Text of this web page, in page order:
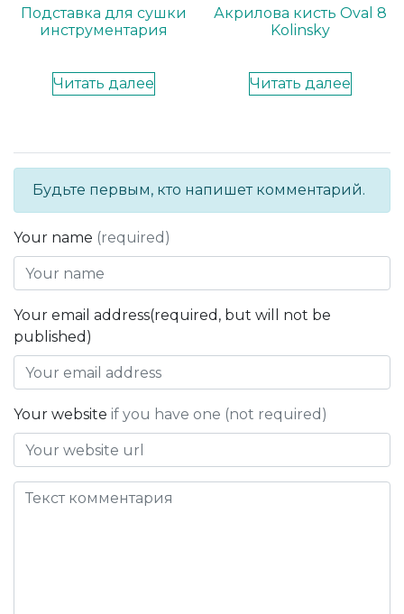
Подставка для сушки
инструментария
Читать далее
Акрилова кисть Oval 8
Kolinsky
Читать далее
Будьте первым, кто напишет комментарий.
Your name (required)
Your email address(required, but will not be
published)
Your website if you have one (not required)